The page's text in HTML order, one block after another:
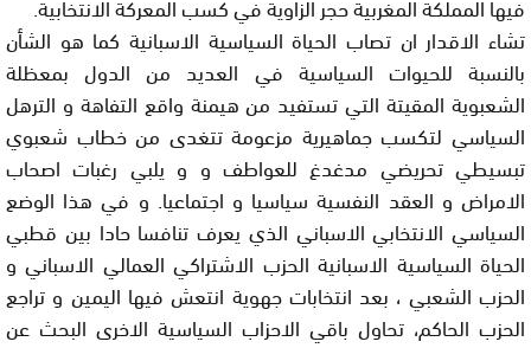
تشاء الاقدار ان تصاب الحياة السياسية الاسبانية كما هو الشأن
بالنسبة للحيوات السياسية في العديد من الدول بمعظلة
الشعبوية المقيتة التي تستفيد من هيمنة واقع التفاهة و الترهل
السياسي لتكسب جماهيرية مزعومة تتغدى من خطاب شعبوي
تبسيطي تحريضي مدغدغ للعواطف و و يلبي رغبات اصحاب
الامراض و العقد النفسية سياسيا و اجتماعيا. و في هذا الوضع
السياسي الانتخابي الاسباني الذي يعرف تنافسا حادا بين قطبي
الحياة السياسية الاسبانية الحزب الاشتراكي العمالي الاسباني و
الحزب الشعبي ، بعد انتخابات جهوية انتعش فيها اليمين و تراجع
الحزب الحاكم، تحاول باقي الاحزاب السياسية الاخرى البحث عن